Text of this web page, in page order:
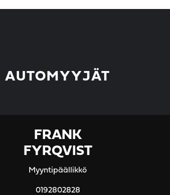
AUTOMYYJÄT
FRANK
FYRQVIST
Myyntipäällikkö
0192802828